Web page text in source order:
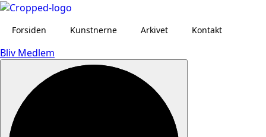
Skip
to
content
Forsiden Kunstnerne Arkivet Kontakt
Bliv Medlem